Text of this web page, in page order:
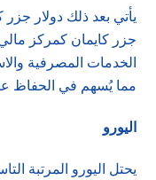
يأتي بعد ذلك دولار جزر
جزر كايمان كمركز
الخدمات المصرفية
مما يُسهم في الحفاظ
اليورو
يحتل اليورو المرتبة